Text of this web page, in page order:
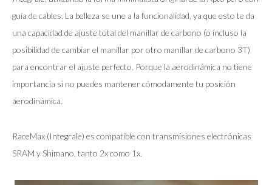
guía de cables. La belleza se une a la funcionalidad, ya que esto te da
una capacidad de ajuste total del manillar de carbono (o incluso la
posibilidad de cambiar el manillar por otro manillar de carbono 3T)
para encontrar el ajuste perfecto. Porque la aerodinámica no tiene
importancia si no puedes mantener cómodamente tu posición
aerodinámica.
RaceMax (Integrale) es compatible con transmisiones electrónicas
SRAM y Shimano, tanto 2x como 1x.